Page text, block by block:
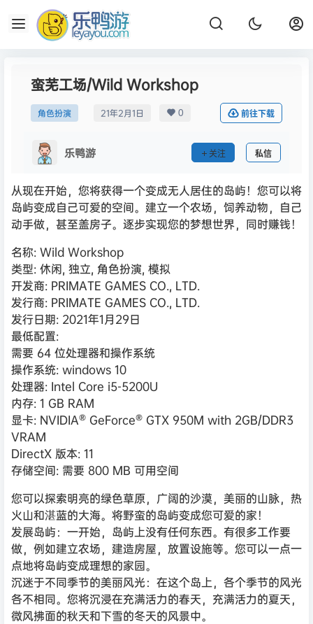
蛮芜工场/Wild Workshop
角色扮演 21年2月1日 0 前往下载
乐鸭游 关注 私信
从现在开始，您将获得一个变成无人居住的岛屿！您可以将
岛屿变成自己可爱的空间。建立一个农场，饲养动物，自己
动手做，甚至盖房子。逐步实现您的梦想世界，同时赚钱！
名称: Wild Workshop
类型: 休闲, 独立, 角色扮演, 模拟
开发商: PRIMATE GAMES CO., LTD.
发行商: PRIMATE GAMES CO., LTD.
发行日期: 2021年1月29日
最低配置:
需要 64 位处理器和操作系统
操作系统: windows 10
处理器: Intel Core i5-5200U
内存: 1 GB RAM
显卡: NVIDIA® GeForce® GTX 950M with 2GB/DDR3
VRAM
DirectX 版本: 11
存储空间: 需要 800 MB 可用空间
您可以探索明亮的绿色草原，广阔的沙漠，美丽的山脉，热
火山和湛蓝的大海。将野蛮的岛屿变成您可爱的家！
发展岛屿：一开始，岛屿上没有任何东西。有很多工作要
做，例如建立农场，建造房屋，放置设施等。您可以一点一
点地将岛屿变成理想的家园。
沉迷于不同季节的美丽风光：在这个岛上，各个季节的风光
各不相同。您将沉浸在充满活力的春天，充满活力的夏天，
微风拂面的秋天和下雪的冬天的风景中。